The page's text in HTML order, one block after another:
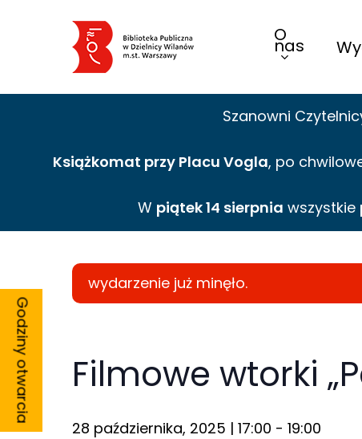
O
nas
Szanowni
Książkomat przy Placu Vogla, po
W piątek 14 sierpnia wszystkie
wydarzenie już minęło.
Filmowe wtorki
28 października, 2025 | 17:00 - 19:00
Godziny otwarcia